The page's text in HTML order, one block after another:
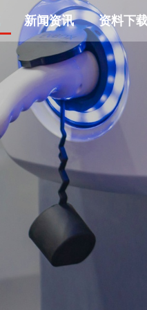
新闻资讯 资料下